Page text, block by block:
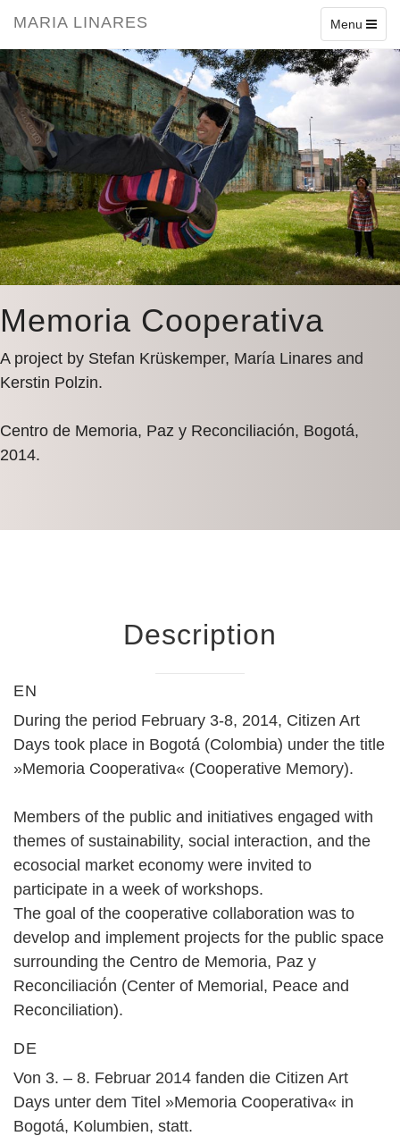
Toggle
navigation
Menu
MARIA LINARES
Memoria Cooperativa
A project by Stefan Krüskemper, María Linares and
Kerstin Polzin.
Centro de Memoria, Paz y Reconciliación, Bogotá,
2014.
Description
EN
During the period February 3-8, 2014, Citizen Art
Days took place in Bogotá́ (Colombia) under the title
»Memoria Cooperativa« (Cooperative Memory).
Members of the public and initiatives engaged with
themes of sustainability, social interaction, and the
ecosocial market economy were invited to
participate in a week of workshops.
The goal of the cooperative collaboration was to
develop and implement projects for the public space
surrounding the Centro de Memoria, Paz y
Reconciliació́n (Center of Memorial, Peace and
Reconciliation).
DE
Von 3. – 8. Februar 2014 fanden die Citizen Art
Days unter dem Titel »Memoria Cooperativa« in
Bogotá, Kolumbien, statt.